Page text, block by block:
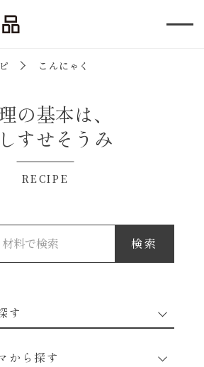
こんにゃく
の基本は、
すせそうみ
RECIPE
す
から探す